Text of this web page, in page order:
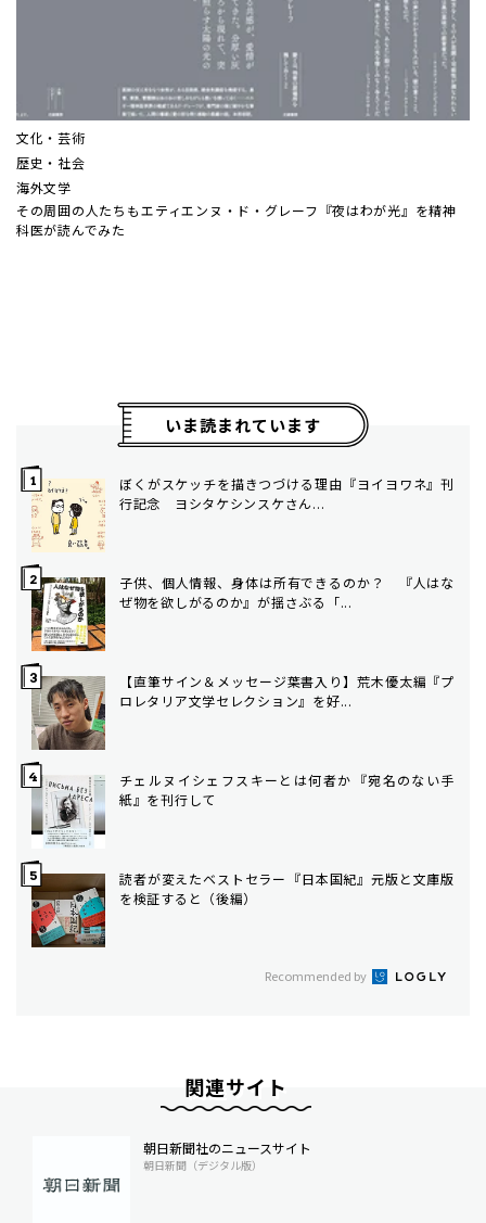
文化・芸術
歴史・社会
海外文学
その周囲の人たちも――エティエンヌ・ド・グレーフ『夜はわが光』を精神
科医が読んでみた
いま読まれています
ぼくがスケッチを描きつづける理由――『ヨイヨワネ』刊
行記念 ヨシタケシンスケさん...
子供、個人情報、身体は所有できるのか？ 『人はな
ぜ物を欲しがるのか』が揺さぶる「...
【直筆サイン＆メッセージ葉書入り】荒木優太編『プ
ロレタリア文学セレクション』を好...
チェルヌイシェフスキーとは何者か――『宛名のない手
紙』を刊行して
読者が変えたベストセラー――『日本国紀』元版と文庫版
を検証すると（後編）
Recommended by
関連サイト
朝日新聞社のニュースサイト
朝日新聞（デジタル版）